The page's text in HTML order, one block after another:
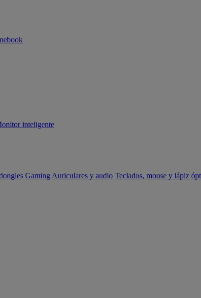
inteligente
Gaming Auriculares y audio Teclados, mouse y lápiz